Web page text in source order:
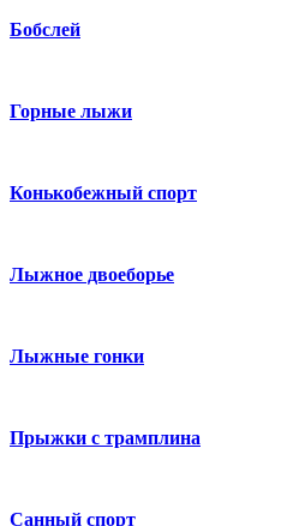
Бобслей
Горные лыжи
Конькобежный спорт
Лыжное двоеборье
Лыжные гонки
Прыжки с трамплина
Санный спорт